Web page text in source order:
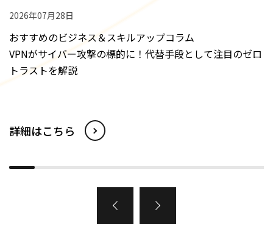
2026年07月28日
おすすめのビジネス＆スキルアップコラム
VPNがサイバー攻撃の標的に！代替手段として注目のゼロ
トラストを解説
詳細はこちら